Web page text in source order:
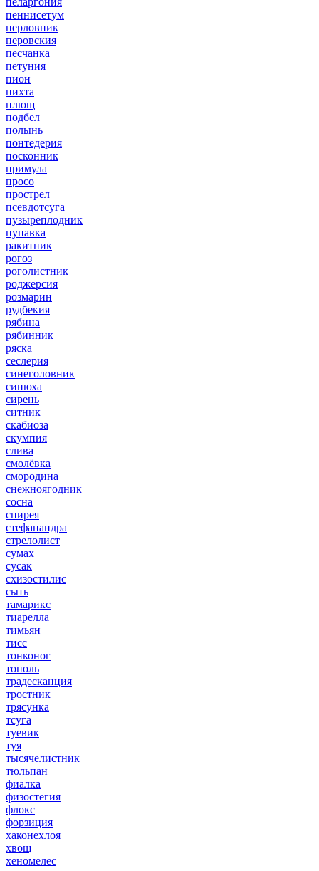
пеннисетум
перловник
перовския
песчанка
петуния
пион
пихта
плющ
подбел
полынь
понтедерия
посконник
примула
просо
прострел
псевдотсуга
пузыреплодник
пупавка
ракитник
рогоз
роголистник
роджерсия
розмарин
рудбекия
рябина
рябинник
ряска
сеслерия
синеголовник
синюха
сирень
ситник
скабиоза
скумпия
слива
смолёвка
смородина
снежноягодник
сосна
спирея
стефанандра
стрелолист
сумах
сусак
схизостилис
сыть
тамарикс
тиарелла
тимьян
тисс
тонконог
тополь
традесканция
тростник
трясунка
тсуга
туевик
туя
тысячелистник
тюльпан
фиалка
физостегия
флокс
форзиция
хаконехлоя
хвощ
хеномелес